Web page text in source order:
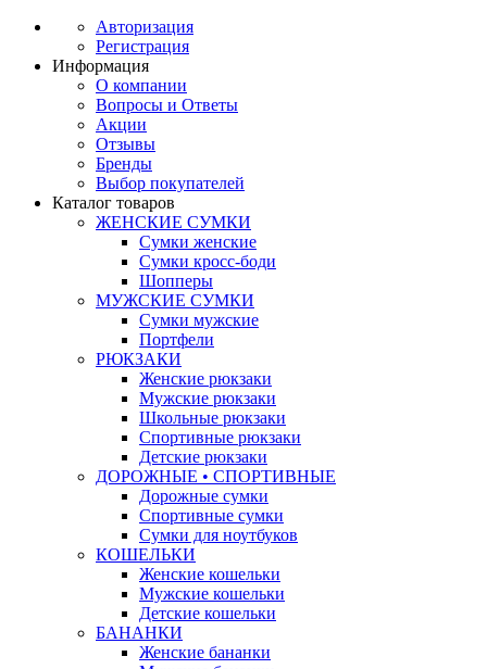
Авторизация
Регистрация
Информация
О компании
Вопросы и Ответы
Акции
Отзывы
Бренды
Выбор покупателей
Каталог товаров
ЖЕНСКИЕ СУМКИ
Сумки женские
Сумки кросс-боди
Шопперы
МУЖСКИЕ СУМКИ
Сумки мужские
Портфели
РЮКЗАКИ
Женские рюкзаки
Мужские рюкзаки
Школьные рюкзаки
Спортивные рюкзаки
Детские рюкзаки
ДОРОЖНЫЕ • СПОРТИВНЫЕ
Дорожные сумки
Спортивные сумки
Сумки для ноутбуков
КОШЕЛЬКИ
Женские кошельки
Мужские кошельки
Детские кошельки
БАНАНКИ
Женские бананки